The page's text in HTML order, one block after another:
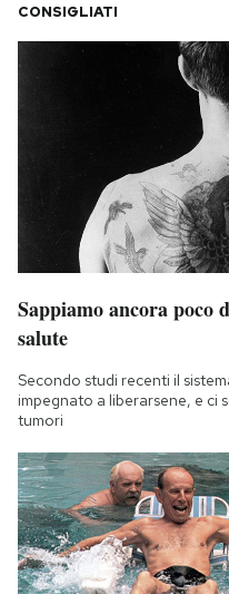
CONSIGLIATI
Sappiamo ancora poco
salute
Secondo studi recenti il
impegnato a liberarsene, e ci
tumori